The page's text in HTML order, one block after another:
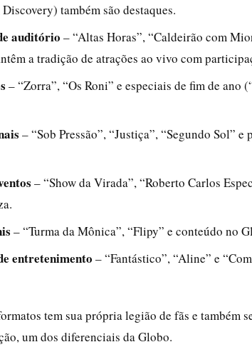
também são destaques.
auditório – “Altas Horas”, “Caldeirão com
a tradição de atrações ao vivo com
– “Zorra”, “Os Roni” e especiais de fim de ano
– “Sob Pressão”, “Justiça”, “Segundo Sol”
– “Show da Virada”, “Roberto Carlos
– “Turma da Mônica”, “Flipy” e conteúdo no
entretenimento – “Fantástico”, “Aline” e
tem sua própria legião de fãs e também
um dos diferenciais da Globo.